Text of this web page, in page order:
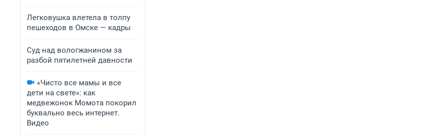
Легковушка влетела в толпу
пешеходов в Омске — кадры
Суд над вологжанином за
разбой пятилетней давности
«Чисто все мамы и все
дети на свете»: как
медвежонок Момота покорил
буквально весь интернет.
Видео